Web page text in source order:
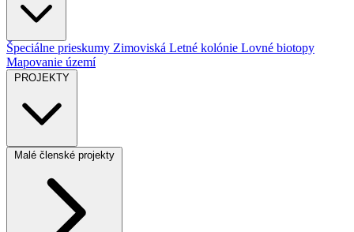
Špeciálne prieskumy Zimoviská Letné kolónie Lovné biotopy
Mapovanie území
PROJEKTY
Malé členské projekty